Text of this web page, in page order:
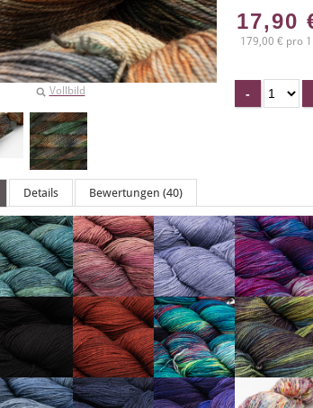
Vollbild
17,90
179,00 € pro
Details Bewertungen (40)